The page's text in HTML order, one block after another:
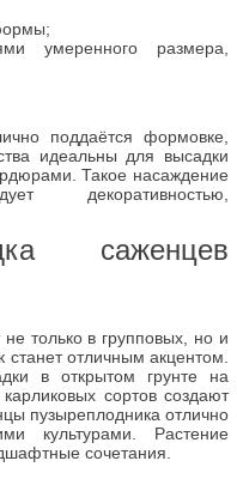
умеренного размера,
поддаётся формовке,
идеальны для высадки
Такое насаждение
декоративностью,
саженцев
только в групповых, но и
отличным акцентом.
в открытом грунте на
сортов создают
пузыреплодника отлично
культурами. Растение
сочетания.